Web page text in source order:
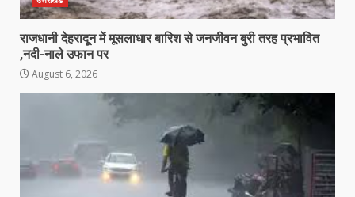
राजधानी देहरादून में मूसलाधार बारिश से जनजीवन बुरी तरह प्रभावित
,नदी-नाले उफान पर
August 6, 2026